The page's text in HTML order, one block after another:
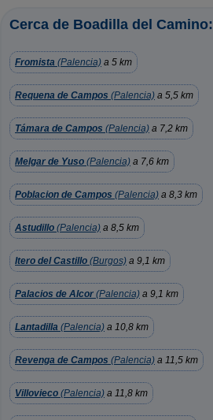
Cerca de Boadilla del Camino:
Fromista (Palencia) a 5 km
Requena de Campos (Palencia) a 5,5 km
Támara de Campos (Palencia) a 7,2 km
Melgar de Yuso (Palencia) a 7,6 km
Poblacion de Campos (Palencia) a 8,3 km
Astudillo (Palencia) a 8,5 km
Itero del Castillo (Burgos) a 9,1 km
Palacios de Alcor (Palencia) a 9,1 km
Lantadilla (Palencia) a 10,8 km
Revenga de Campos (Palencia) a 11,5 km
Villovieco (Palencia) a 11,8 km